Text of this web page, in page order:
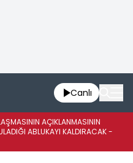
Canlı
AÇIKLANMASININ
ABLUKAYI KALDIRACAK -